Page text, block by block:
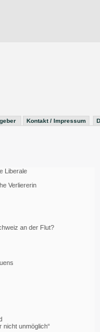
Kontakt / Impressum
Liberale
Verliererin
an der Flut?
nicht unmöglich“